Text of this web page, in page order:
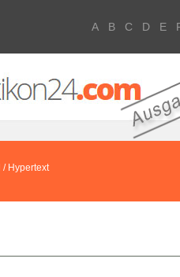
A B C D E
/ Hypertext